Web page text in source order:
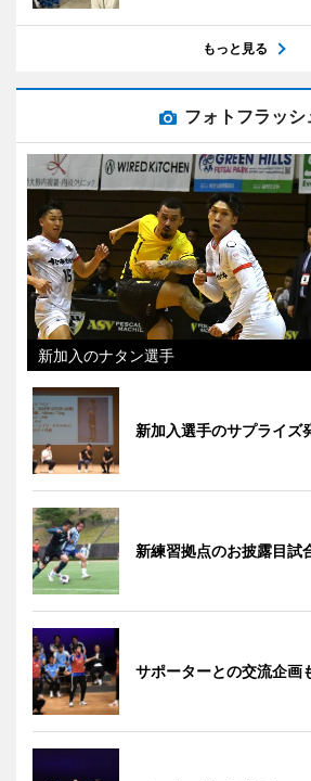
もっと見る
フォトフラッシ
新加入のナタン選手
新加入選手のサプライズ
新練習拠点のお披露目試
サポーターとの交流企画